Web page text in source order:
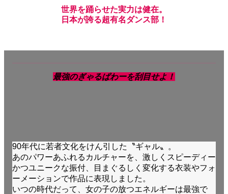
世界を踊らせた実力は健在。
日本が誇る超有名ダンス部！
最強のぎゃるぱわーを刮目せよ！
90年代に若者文化をけん引した〝ギャル〟。
あのパワーあふれるカルチャーを、激しくスピーディー
かつユニークな振付、目まぐるしく変化する衣装やフォ
ーメーションで作品に表現しました。
いつの時代だって、女の子の放つエネルギーは最強で